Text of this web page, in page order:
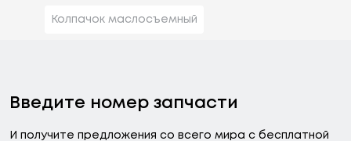
Колпачок маслосъемный
Введите номер запчасти
И получите предложения со всего мира с бесплатной